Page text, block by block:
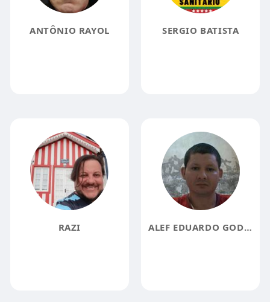
ANTÔNIO RAYOL SERGIO BATISTA
RAZI ALEF EDUARDO GODOI DA ROSA